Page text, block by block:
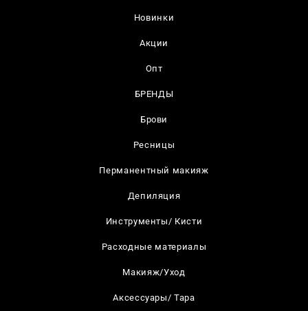
Новинки
Акции
Опт
БРЕНДЫ
Брови
Ресницы
Перманентный макияж
Депиляция
Инструменты/ Кисти
Расходные материалы
Макияж/Уход
Аксессуары/ Тара